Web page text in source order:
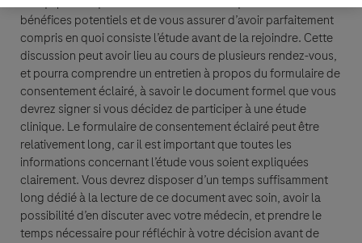
bénéfices potentiels et de vous assurer d’avoir parfaitement
compris en quoi consiste l’étude avant de la rejoindre. Cette
discussion peut avoir lieu au cours de plusieurs rendez-vous,
et pourra comprendre un entretien à propos du formulaire de
consentement éclairé, à savoir le document formel que vous
devrez signer si vous décidez de participer à une étude
clinique. Le formulaire de consentement éclairé peut être
relativement long, car il est important que toutes les
informations concernant l’étude vous soient expliquées
clairement. Vous devrez disposer d’un temps suffisamment
long dédié à la lecture de ce document avec soin, avoir la
possibilité d’en discuter avec votre médecin, et prendre le
temps nécessaire pour réfléchir à votre décision avant de
Prénom
Nom de famille
Adresse électronique
Adresse électronique
Détails sur le message
Sujet
Adresse électronique
When can we call you during (Free service) - Pacific Standard
When can we call you during (Free service) - Pacific Standard
Time?